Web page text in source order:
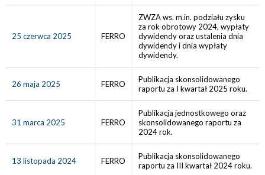
25 czerwca 2025 FERRO
ZWZA ws. m.in. podziału zysku
za rok obrotowy 2024, wypłaty
dywidendy oraz ustalenia dnia
dywidendy i dnia wypłaty
dywidendy.
26 maja 2025 FERRO
Publikacja skonsolidowanego
raportu za I kwartał 2025 roku.
31 marca 2025 FERRO
Publikacja jednostkowego oraz
skonsolidowanego raportu za
2024 rok.
13 listopada 2024 FERRO
Publikacja skonsolidowanego
raportu za III kwartał 2024 roku.